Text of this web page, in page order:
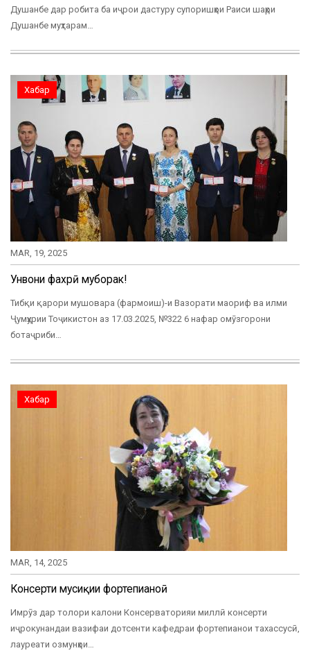
Душанбе дар робита ба иҷрои дастуру супоришҳои Раиси шаҳри
Душанбе муҳтарам…
Хабар
MAR, 19, 2025
Унвони фахрӣ муборак!
Тибқи қарори мушовара (фармоиш)-и Вазорати маориф ва илми
Ҷумҳурии Тоҷикистон аз 17.03.2025, №322 6 нафар омӯзгорони
ботаҷриби…
Хабар
MAR, 14, 2025
Консерти мусиқии фортепианоӣ
Имрӯз дар толори калони Консерваторияи миллӣ консерти
иҷрокунандаи вазифаи дотсенти кафедраи фортепианои тахассусӣ,
лауреати озмунҳои…